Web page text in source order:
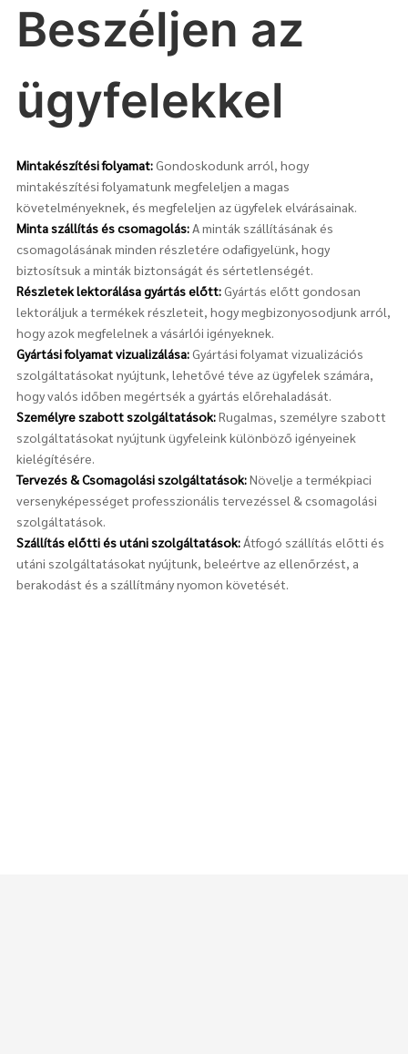
Beszéljen az
ügyfelekkel
Mintakészítési folyamat: Gondoskodunk arról, hogy
mintakészítési folyamatunk megfeleljen a magas
követelményeknek, és megfeleljen az ügyfelek elvárásainak.
Minta szállítás és csomagolás:A minták szállításának és
csomagolásának minden részletére odafigyelünk, hogy
biztosítsuk a minták biztonságát és sértetlenségét.
Részletek lektorálása gyártás előtt: Gyártás előtt gondosan
lektoráljuk a termékek részleteit, hogy megbizonyosodjunk arról,
hogy azok megfelelnek a vásárlói igényeknek.
Gyártási folyamat vizualizálása: Gyártási folyamat vizualizációs
szolgáltatásokat nyújtunk, lehetővé téve az ügyfelek számára,
hogy valós időben megértsék a gyártás előrehaladását.
Személyre szabott szolgáltatások:Rugalmas, személyre szabott
szolgáltatásokat nyújtunk ügyfeleink különböző igényeinek
kielégítésére.
Tervezés & Csomagolási szolgáltatások:Növelje a termékpiaci
versenyképességet professzionális tervezéssel & csomagolási
szolgáltatások.
Szállítás előtti és utáni szolgáltatások:Átfogó szállítás előtti és
utáni szolgáltatásokat nyújtunk, beleértve az ellenőrzést, a
berakodást és a szállítmány nyomon követését.